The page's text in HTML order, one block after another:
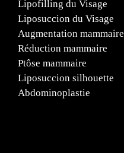
Lipofilling du Visage
Liposuccion du Visage
Augmentation mammaire
Réduction mammaire
Ptôse mammaire
Liposuccion silhouette
Abdominoplastie